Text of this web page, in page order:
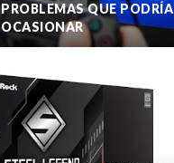
PROBLEMAS QUE PODRÍA
OCASIONAR